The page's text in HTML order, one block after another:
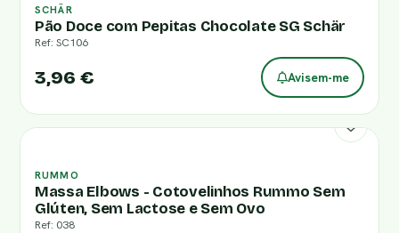
SCHÄR
Pão Doce com Pepitas Chocolate SG Schär
Ref: SC106
3,96 € Avisem-me
RUMMO
Massa Elbows - Cotovelinhos Rummo Sem
Glúten, Sem Lactose e Sem Ovo
Ref: 038